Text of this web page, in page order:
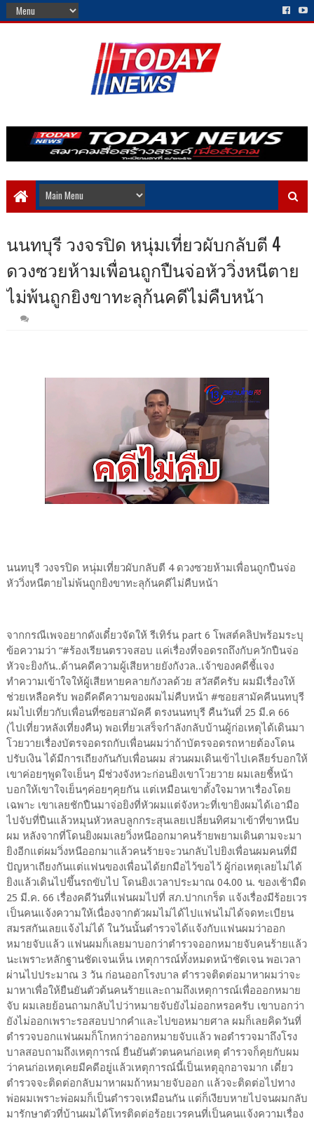
นนทบุรี วงจรปิด หนุ่มเที่ยวผับกลับตี 4
ดวงซวยห้ามเพื่อนถูกปืนจ่อหัววิ่งหนีตาย
ไม่พ้นถูกยิงขาทะลุก้นคดีไม่คืบหน้า
นนทบุรี วงจรปิด หนุ่มเที่ยวผับกลับตี 4 ดวงซวยห้ามเพื่อนถูกปืนจ่อ
หัววิ่งหนีตายไม่พ้นถูกยิงขาทะลุก้นคดีไม่คืบหน้า
จากกรณีเพจอยากดังเดี๋ยวจัดให้ รีเทิร์น part 6 โพสต์คลิปพร้อมระบุ
ข้อความว่า “#ร้องเรียนตรวจสอบ แค่เรื่องที่จอดรถถึงกับควักปืนจ่อ
หัวจะยิงกัน..ด้านคดีความผู้เสียหายยังกังวล..เจ้าของคดีชี้แจง
ทำความเข้าใจให้ผู้เสียหายคลายกังวลด้วย สวัสดีครับ ผมมีเรื่องให้
ช่วยเหลือครับ พอดีคดีความของผมไม่คืบหน้า #ซอยสามัคคีนนทบุรี
ผมไปเที่ยวกับเพื่อนที่ซอยสามัคคี ตรงนนทบุรี คืนวันที่ 25 มี.ค 66
(ไปเที่ยวหลังเที่ยงคืน) พอเที่ยวเสร็จกำลังกลับบ้านผู้ก่อเหตุได้เดินมา
โวยวายเรื่องบัตรจอดรถกับเพื่อนผมว่าถ้าบัตรจอดรถหายต้องโดน
ปรับเงิน ได้มีการเถียงกันกับเพื่อนผม ส่วนผมเดินเข้าไปเคลียร์บอกให้
เขาค่อยๆพูดใจเย็นๆ มีช่วงจังหวะก่อนยิงเขาโวยวาย ผมเลยชี้หน้า
บอกให้เขาใจเย็นๆค่อยๆคุยกัน แต่เหมือนเขาตั้งใจมาหาเรื่องโดย
เฉพาะ เขาเลยชักปืนมาจ่อยิงที่หัวผมแต่จังหวะที่เขายิงผมได้เอามือ
ไปจับที่ปืนแล้วหมุนหัวหลบลูกกระสุนเลยเปลี่ยนทิศมาเข้าที่ขาหนีบ
ผม หลังจากที่โดนยิงผมเลยวิ่งหนีออกมาคนร้ายพยามเดินตามจะมา
ยิงอีกแต่ผมวิ่งหนีออกมาแล้วคนร้ายจะวนกลับไปยิงเพื่อนผมคนที่มี
ปัญหาเถียงกันแต่แฟนของเพื่อนได้ยกมือไว้ขอไว้ ผู้ก่อเหตุเลยไม่ได้
ยิงแล้วเดินไปขึ้นรถขับไป โดนยิงเวลาประมาณ 04.00 น. ของเช้ามืด
25 มี.ค. 66 เรื่องคดีวันที่แฟนผมไปที่ สภ.ปากเกร็ด แจ้งเรื่องมีร้อยเวร
เป็นคนแจ้งความให้เนื่องจากตัวผมไม่ได้ไปแฟนไม่ได้จดทะเบียน
สมรสกันเลยแจ้งไม่ได้ ในวันนั้นตำรวจได้แจ้งกับแฟนผมว่าออก
หมายจับแล้ว แฟนผมก็เลยมาบอกว่าตำรวจออกหมายจับคนร้ายแล้ว
นะเพราะหลักฐานชัดเจนเห็น เหตุการณ์ทั้งหมดหน้าชัดเจน พอเวลา
ผ่านไปประมาณ 3 วัน ก่อนออกโรงบาล ตำรวจติดต่อมาหาผมว่าจะ
มาหาเพื่อให้ยืนยันตัวต้นคนร้ายและถามถึงเหตุการณ์เพื่อออกหมาย
จับ ผมเลยย้อนถามกลับไปว่าหมายจับยังไม่ออกหรอครับ เขาบอกว่า
ยังไม่ออกเพราะรอสอบปากคำและไปขอหมายศาล ผมก็เลยคิดวันที่
ตำรวจบอกแฟนผมก็โกหกว่าออกหมายจับแล้ว พอตำรวจมาถึงโรง
บาลสอบถามถึงเหตุการณ์ ยืนยันตัวตนคนก่อเหตุ ตำรวจก็คุยกับผม
ว่าคนก่อเหตุเคยมีคดีอยู่แล้วเหตุการณ์นี้เป็นเหตุอุกอาจมาก เดี๋ยว
ตำรวจจะติดต่อกลับมาหาผมถ้าหมายจับออก แล้วจะติดต่อไปทาง
พ่อผมเพราะพ่อผมก็เป็นตำรวจเหมือนกัน แต่ก็เงียบหายไปจนผมกลับ
มารักษาตัวที่บ้านผมได้โทรติดต่อร้อยเวรคนที่เป็นคนแจ้งความเรื่อง